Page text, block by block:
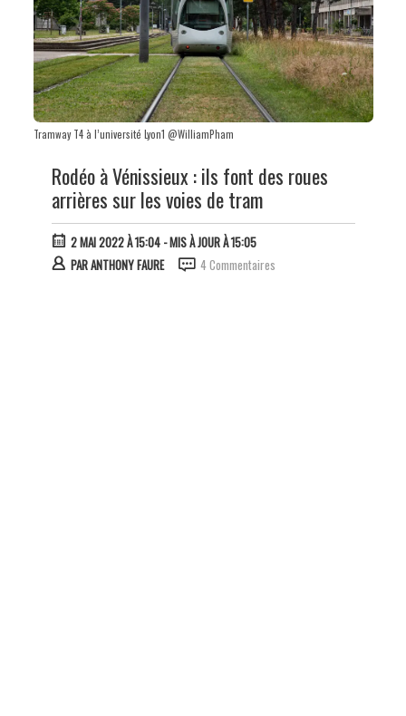
Tramway T4 à l’université Lyon1 @WilliamPham
Rodéo à Vénissieux : ils font des roues
arrières sur les voies de tram
2 MAI 2022 À 15:04- MIS À JOUR À 15:05
PARANTHONY FAURE 4 Commentaires